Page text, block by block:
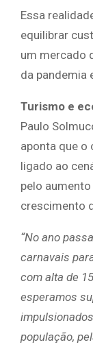
Essa
equilibrar
um mercado
da pandemia
Turismo e
Paulo
aponta que
ligado ao
pelo
crescimento
“No ano
carnavais
com alta de
esperamos
população,